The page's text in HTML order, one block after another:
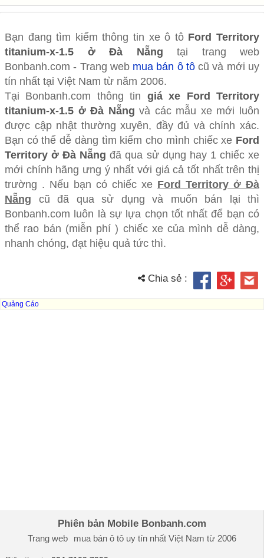
Bạn đang tìm kiếm thông tin xe ô tô Ford Territory
titanium-x-1.5 ở Đà Nẵng tại trang web
Bonbanh.com - Trang web mua bán ô tôcũ và mới uy
tín nhất tại Việt Nam từ năm 2006.
Tại Bonbanh.com thông tin giá xe Ford Territory
titanium-x-1.5 ở Đà Nẵng và các mẫu xe mới luôn
được cập nhật thường xuyên, đầy đủ và chính xác.
Bạn có thể dễ dàng tìm kiếm cho mình chiếc xe Ford
Territory ở Đà Nẵng đã qua sử dụng hay 1 chiếc xe
mới chính hãng ưng ý nhất với giá cả tốt nhất trên thị
trường . Nếu bạn có chiếc xe Ford Territory ở Đà
Nẵng cũ đã qua sử dụng và muốn bán lại thì
Bonbanh.com luôn là sự lựa chọn tốt nhất để bạn có
thể rao bán (miễn phí ) chiếc xe của mình dễ dàng,
nhanh chóng, đạt hiệu quả tức thì.
Chia sẻ :
Quảng Cáo
Phiên bản Mobile Bonbanh.com
Trang web mua bán ô tôuy tín nhất Việt Nam từ 2006